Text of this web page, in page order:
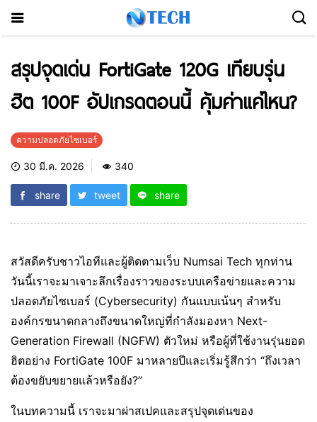
สรุปจุดเด่น FortiGate 120G เทียบรุ่น
ฮิต 100F อัปเกรดตอนนี้ คุ้มค่าแค่ไหน?
ความปลอดภัยไซเบอร์
30 มี.ค. 2026 340
share tweet share
สวัสดีครับชาวไอทีและผู้ติดตามเว็บ Numsai Tech ทุกท่าน
วันนี้เราจะมาเจาะลึกเรื่องราวของระบบเครือข่ายและความ
ปลอดภัยไซเบอร์ (Cybersecurity) กันแบบเน้นๆ สำหรับ
องค์กรขนาดกลางถึงขนาดใหญ่ที่กำลังมองหา Next-
Generation Firewall (NGFW) ตัวใหม่ หรือผู้ที่ใช้งานรุ่นยอด
ฮิตอย่าง FortiGate 100F มาหลายปีและเริ่มรู้สึกว่า “ถึงเวลา
ต้องขยับขยายแล้วหรือยัง?”
ในบทความนี้ เราจะมาผ่าสเปคและสรุปจุดเด่นของ